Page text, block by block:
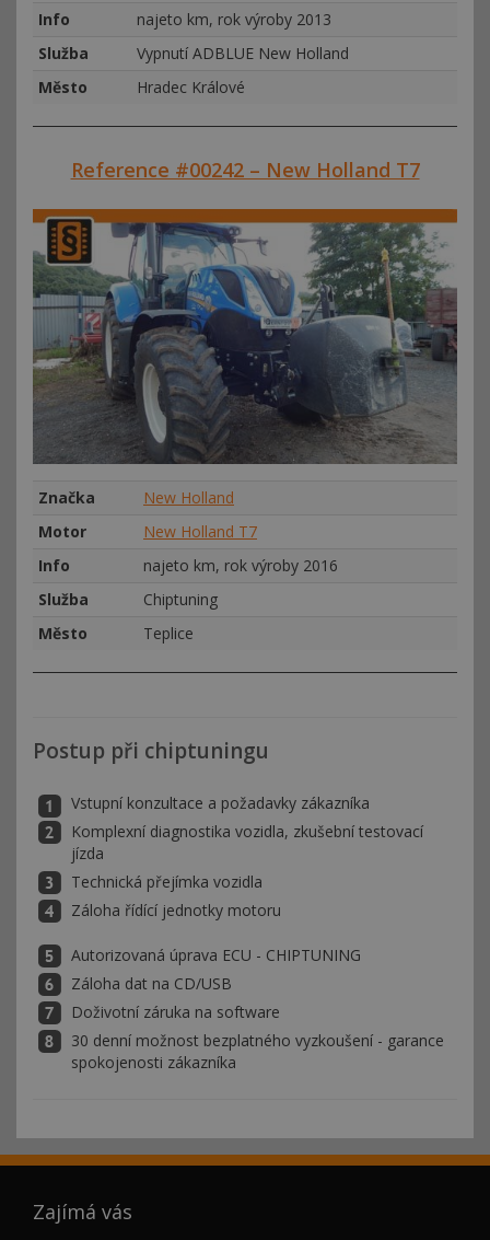
Info
najeto km, rok výroby 2013
Služba
Vypnutí ADBLUE New Holland
Město
Hradec Králové
Reference #00242 – New Holland T7
Značka
New Holland
Motor
New Holland T7
Info
najeto km, rok výroby 2016
Služba
Chiptuning
Město
Teplice
Postup při chiptuningu
Vstupní konzultace a požadavky zákazníka
Komplexní diagnostika vozidla, zkušební testovací
jízda
Technická přejímka vozidla
Záloha řídící jednotky motoru
Autorizovaná úprava ECU - CHIPTUNING
Záloha dat na CD/USB
Doživotní záruka na software
30 denní možnost bezplatného vyzkoušení - garance
spokojenosti zákazníka
Zajímá vás